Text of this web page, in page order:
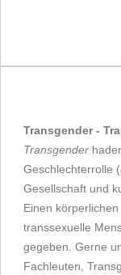
Transgender -
Transgender
Geschlechterrolle
Gesellschaft und
Einen
transsexuelle
gegeben. Gerne
Fachleuten,